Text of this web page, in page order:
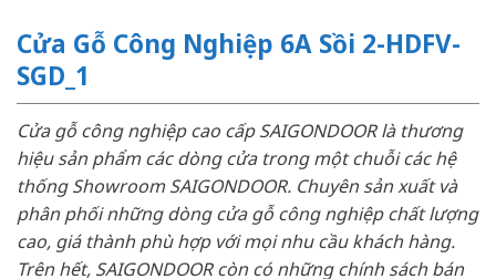
Cửa Gỗ Công Nghiệp 6A Sồi 2-HDFV-
SGD_1
Cửa gỗ công nghiệp cao cấp SAIGONDOOR là thương
hiệu sản phẩm các dòng cửa trong một chuỗi các hệ
thống Showroom SAIGONDOOR. Chuyên sản xuất và
phân phối những dòng cửa gỗ công nghiệp chất lượng
cao, giá thành phù hợp với mọi nhu cầu khách hàng.
Trên hết, SAIGONDOOR còn có những chính sách bán